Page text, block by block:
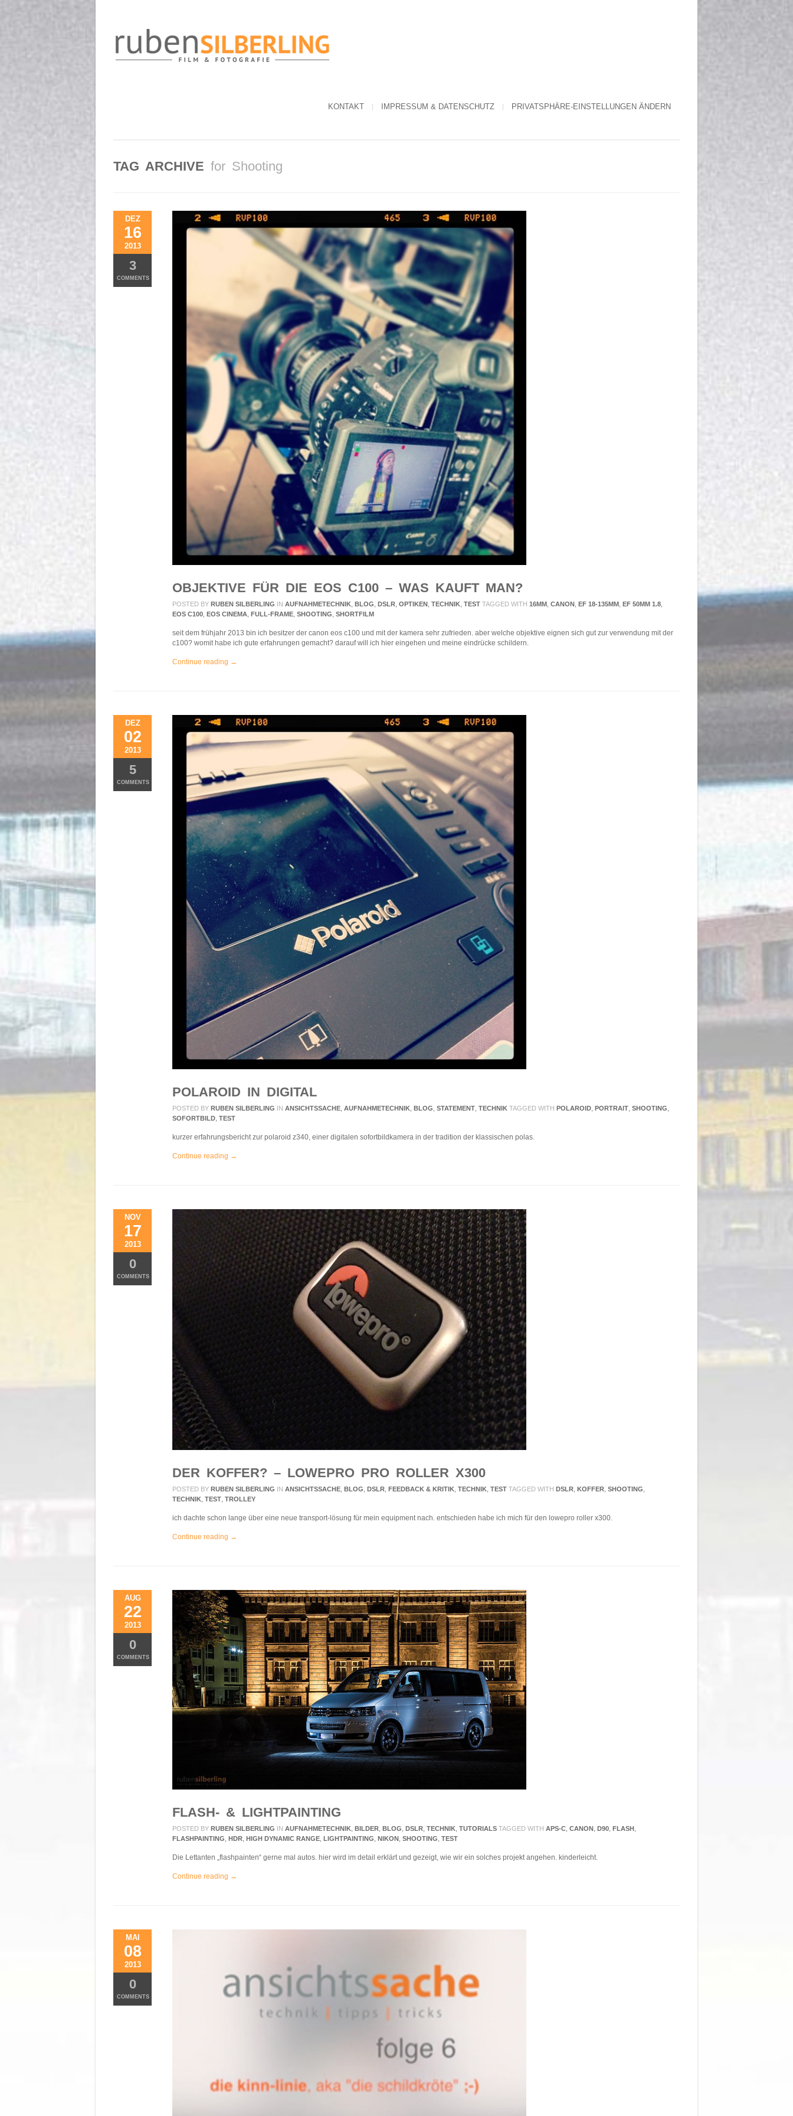
KONTAKT IMPRESSUM & DATENSCHUTZ PRIVATSPHÄRE-EINSTELLUNGEN ÄNDERN
TAG ARCHIVE for Shooting
DEZ
16
2013
3
COMMENTS
OBJEKTIVE FÜR DIE EOS C100 – WAS KAUFT MAN?
POSTED BY RUBEN SILBERLING IN AUFNAHMETECHNIK BLOG DSLR OPTIKEN TECHNIK TEST TAGGED WITH 16MM CANON EF 18-135MM EF 50MM 1.8
EOS C100 EOS CINEMA FULL-FRAME SHOOTING SHORTFILM
seit dem frühjahr 2013 bin ich besitzer der canon eos c100 und mit der kamera sehr zufrieden. aber welche objektive eignen sich gut zur verwendung mit der
c100? womit habe ich gute erfahrungen gemacht? darauf will ich hier eingehen und meine eindrücke schildern.
Continue reading →
DEZ
02
2013
5
COMMENTS
POLAROID IN DIGITAL
POSTED BY RUBEN SILBERLING IN ANSICHTSSACHE AUFNAHMETECHNIK BLOG STATEMENT TECHNIK TAGGED WITH POLAROID PORTRAIT SHOOTING
SOFORTBILD TEST
kurzer erfahrungsbericht zur polaroid z340, einer digitalen sofortbildkamera in der tradition der klassischen polas.
Continue reading →
NOV
17
2013
0
COMMENTS
DER KOFFER? – LOWEPRO PRO ROLLER X300
POSTED BY RUBEN SILBERLING IN ANSICHTSSACHE BLOG DSLR FEEDBACK & KRITIK TECHNIK TEST TAGGED WITH DSLR KOFFER SHOOTING
TECHNIK TEST TROLLEY
ich dachte schon lange über eine neue transport-lösung für mein equipment nach. entschieden habe ich mich für den lowepro roller x300.
Continue reading →
AUG
22
2013
0
COMMENTS
FLASH- & LIGHTPAINTING
POSTED BY RUBEN SILBERLING IN AUFNAHMETECHNIK BILDER BLOG DSLR TECHNIK TUTORIALS TAGGED WITH APS-C CANON D90 FLASH
FLASHPAINTING HDR HIGH DYNAMIC RANGE LIGHTPAINTING NIKON SHOOTING TEST
Die Lettanten „flashpainten“ gerne mal autos. hier wird im detail erklärt und gezeigt, wie wir ein solches projekt angehen. kinderleicht.
Continue reading →
MAI
08
2013
0
COMMENTS